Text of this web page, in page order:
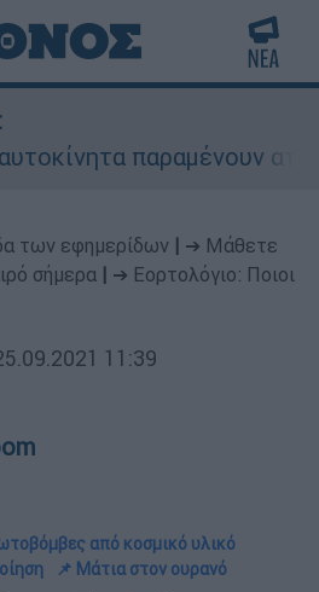
παραμένουν
των εφημερίδων
➔ Μάθετε
σήμερα
➔ Εορτολόγιο: Ποιοι
11:39
από κοσμικό υλικό
📌 Μάτια στον ουρανό